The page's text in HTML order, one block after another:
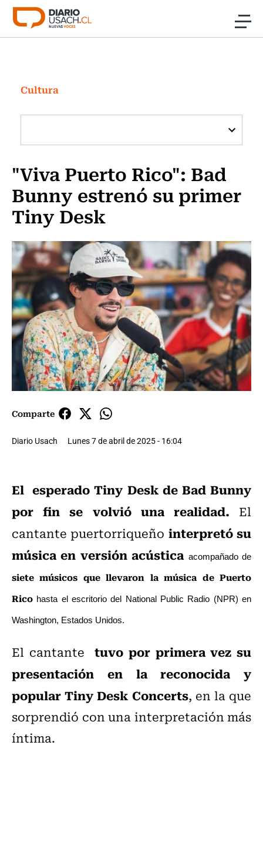
Click acá para ir directamente al contenido
Investigación
Cultura
Programas Radio y TV Usach
Cultura
"Viva Puerto Rico": Bad
Bunny estrenó su primer
Tiny Desk
Comparte
Diario Usach Lunes 7 de abril de 2025 - 16:04
El esperado Tiny Desk de Bad Bunny
por fin se volvió una realidad. El
cantante puertorriqueño interpretó su
música en versión acústica acompañado de
siete músicos que llevaron la música de Puerto
Rico hasta el escritorio del National Public Radio (NPR) en
Washington, Estados Unidos.
El cantante tuvo por primera vez su
presentación en la reconocida y
popular Tiny Desk Concerts, en la que
sorprendió con una interpretación más
íntima.